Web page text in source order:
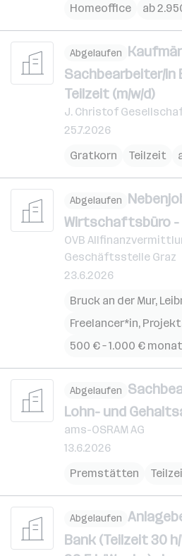
Homeoffice
ab
Abgelaufen
Sachbearbeiter/in
Teilzeit (m/w/d)
J. Christof
25.7.2026
Gratkorn
Teilzeit
Abgelaufen
Wirtschaftsbüro -
OVB
Geschäftsstelle Graz
23.6.2026
Bruck an der Mur,
Freelancer*in,
500 € – 1.000 €
Abgelaufen
Lohn- und
ams-OSRAM AG
13.6.2026
Premstätten
Abgelaufen
Bank (Teilzeit 30